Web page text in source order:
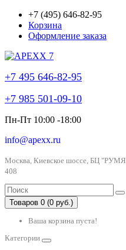
+7 (495) 646-82-95
Корзина
Оформление заказа
+7 495 646-82-95
+7 985 501-09-10
Пн-Пт 10:00 -18:00
info@apexx.ru
Москва, Киевское шоссе, БЦ
408
Товаров 0 (0 руб.)
Ваша корзина пуста!
Категории